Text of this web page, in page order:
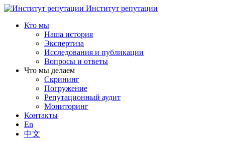
Институт репутации
Кто мы
Наша история
Экспертиза
Исследования и публикации
Вопросы и ответы
Что мы делаем
Скрининг
Погружение
Репутационный аудит
Мониторинг
Контакты
En
中文